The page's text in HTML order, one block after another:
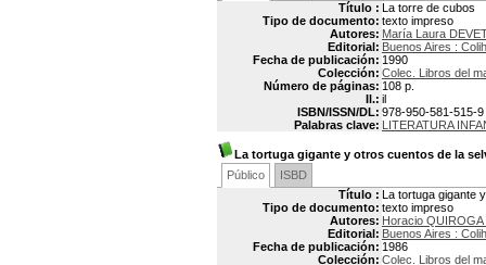
Título : La torre de cubos
Tipo de documento: texto impreso
Autores: María Laura
Editorial: Buenos Aires :
Fecha de publicación: 1990
Colección: Colec. Libros del
Número de páginas: 108 p.
Il.: il
ISBN/ISSN/DL: 978-950-581-515-9
Palabras clave: LITERATURA
La tortuga gigante y otros cuentos de la
Público
ISBD
Título : La tortuga gigante
Tipo de documento: texto impreso
Autores: Horacio
Editorial: Buenos Aires :
Fecha de publicación: 1986
Colección: Colec. Libros del